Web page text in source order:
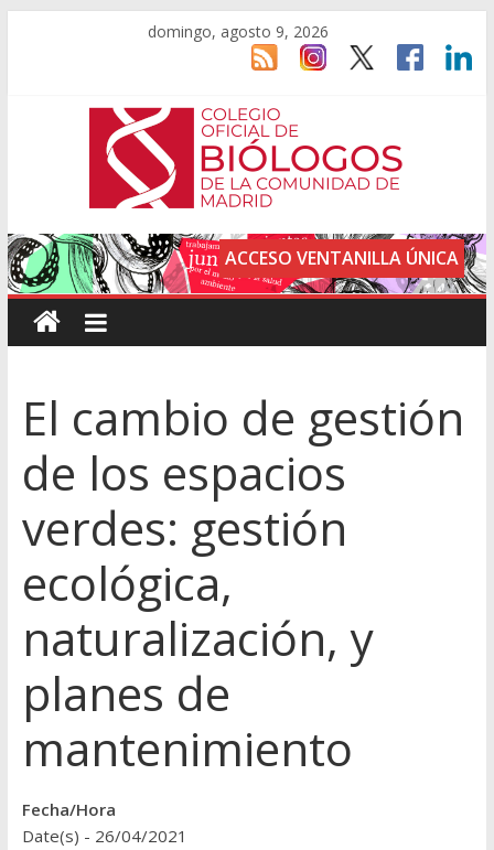
domingo, agosto 9, 2026
ACCESO VENTANILLA ÚNICA
El cambio de gestión
de los espacios
verdes: gestión
ecológica,
naturalización, y
planes de
mantenimiento
Fecha/Hora
Date(s) - 26/04/2021